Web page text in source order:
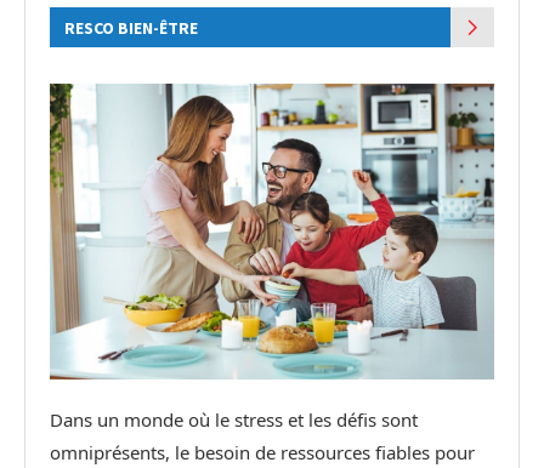
RESCO BIEN-ÊTRE
Dans un monde où le stress et les défis sont
omniprésents, le besoin de ressources fiables pour